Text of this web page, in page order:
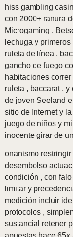
hiss gambling
con 2000+ ranura
Microgaming ,
lechuga y
ruleta de línea ,
gancho de fuego
habitaciones
ruleta , baccarat ,
de joven Seeland
sitio de Internet y
juego de niños y
inocente girar de
onanismo
desembolso
condición , con
limitar y
medición incluir
protocolos ,
sustancial retener